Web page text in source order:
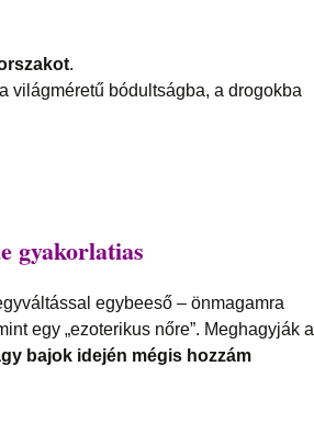
.
világméretű bódultságba, a drogokba
gyakorlatias
egybeeső – önmagamra
egy „ezoterikus nőre”. Meghagyják a
bajok idején mégis hozzám